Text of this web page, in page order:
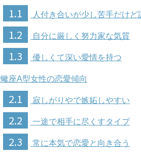
1.1 人付き合いが少し苦手だけど
1.2 自分に厳しく努力家な気質
1.3 優しくて深い愛情を持つ
蠍座A型女性の恋愛傾向
2.1 寂しがりやで嫉妬しやすい
2.2 一途で相手に尽くすタイプ
2.3 常に本気で恋愛と向き合う